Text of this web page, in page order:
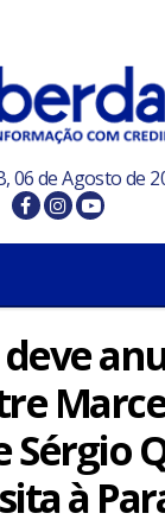
06 de Agosto de
Sérgio
à